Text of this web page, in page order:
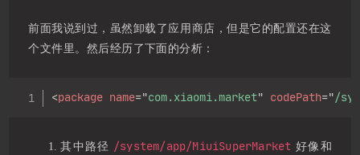
前面我说到过，虽然卸载了应用商店，但是它的配置还在这
个文件里。然后经历了下面的分析：
<package name="com.xiaomi.market" codePath="/
其中路径 /system/app/MiuiSuperMarket 好像和